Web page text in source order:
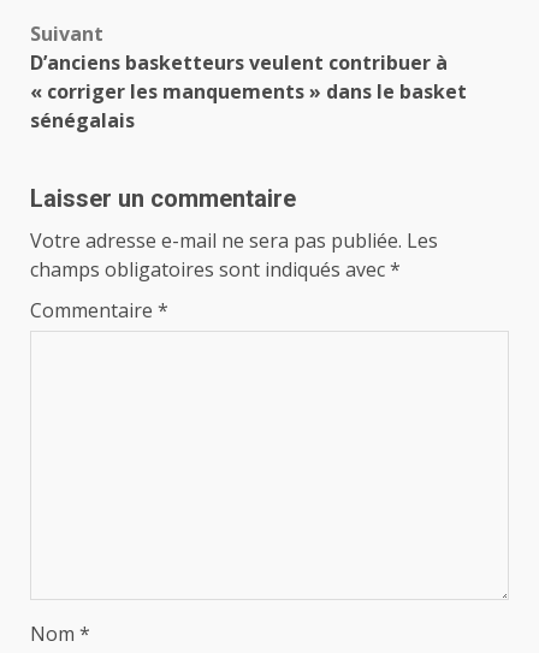
Suivant
D’anciens basketteurs veulent contribuer à
« corriger les manquements » dans le basket
sénégalais
Laisser un commentaire
Votre adresse e-mail ne sera pas publiée. Les
champs obligatoires sont indiqués avec*
Commentaire *
Nom *